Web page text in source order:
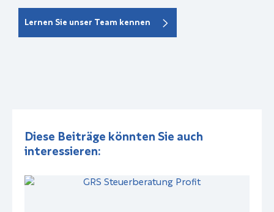
Lernen Sie unser Team kennen
Diese Beiträge könnten Sie auch
interessieren: